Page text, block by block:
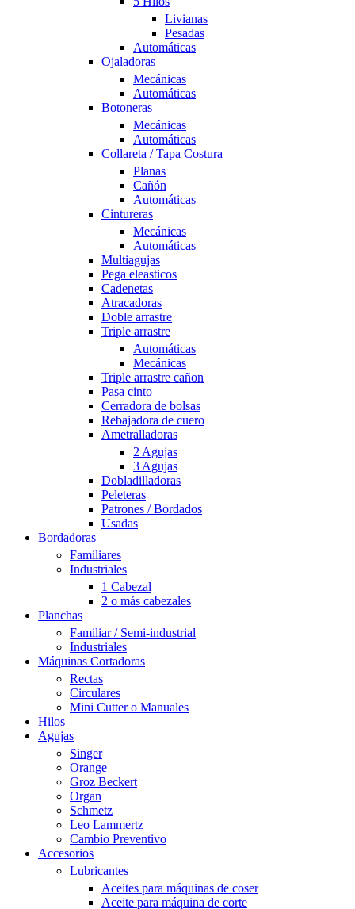
Livianas
Pesadas
Automáticas
Ojaladoras
Mecánicas
Automáticas
Botoneras
Mecánicas
Automáticas
Collareta / Tapa Costura
Planas
Cañón
Automáticas
Cintureras
Mecánicas
Automáticas
Multiagujas
Pega eleasticos
Cadenetas
Atracadoras
Doble arrastre
Triple arrastre
Automáticas
Mecánicas
Triple arrastre cañon
Pasa cinto
Cerradora de bolsas
Rebajadora de cuero
Ametralladoras
2 Agujas
3 Agujas
Dobladilladoras
Peleteras
Patrones / Bordados
Usadas
Bordadoras
Familiares
Industriales
1 Cabezal
2 o más cabezales
Planchas
Familiar / Semi-industrial
Industriales
Máquinas Cortadoras
Rectas
Circulares
Mini Cutter o Manuales
Hilos
Agujas
Singer
Orange
Groz Beckert
Organ
Schmetz
Leo Lammertz
Cambio Preventivo
Accesorios
Lubricantes
Aceites para máquinas de coser
Aceite para máquina de corte